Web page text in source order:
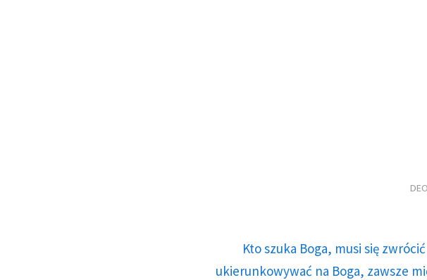
Kto szuka Boga, musi się
ukierunkowywać na Boga, zawsze